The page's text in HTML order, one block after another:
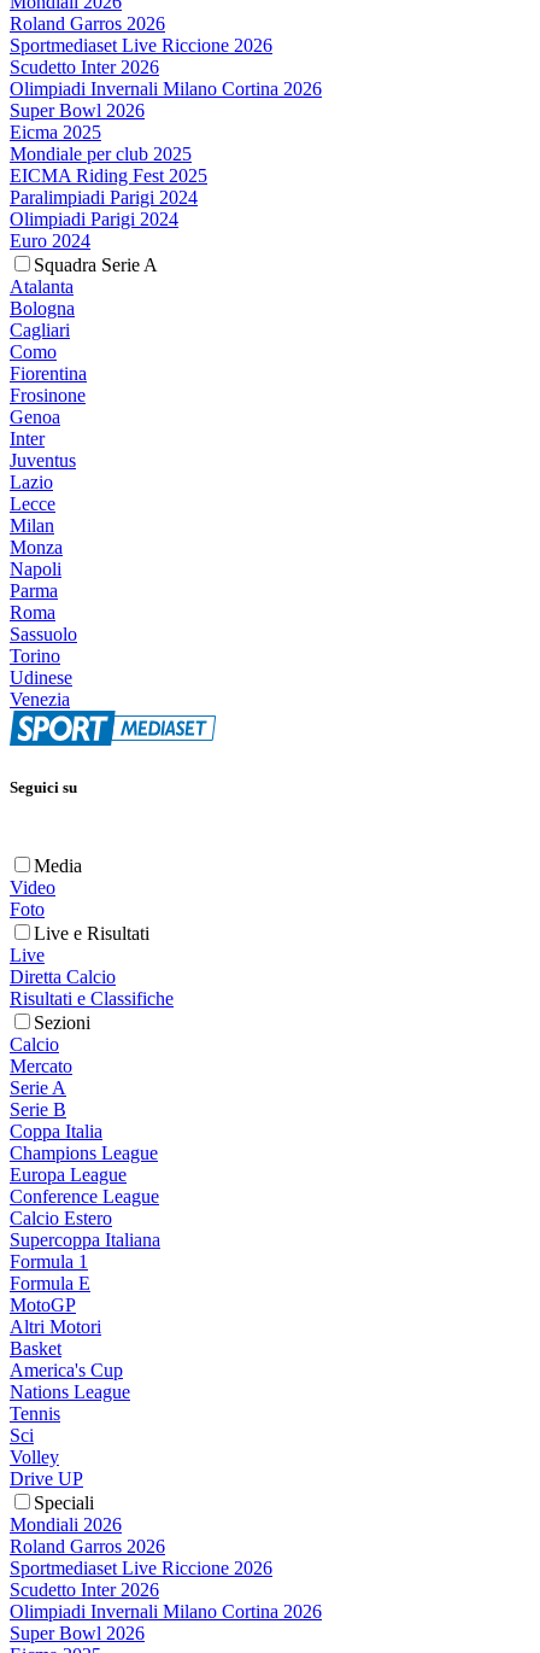
Roland Garros 2026
Sportmediaset Live Riccione 2026
Scudetto Inter 2026
Olimpiadi Invernali Milano Cortina 2026
Super Bowl 2026
Eicma 2025
Mondiale per club 2025
EICMA Riding Fest 2025
Paralimpiadi Parigi 2024
Olimpiadi Parigi 2024
Euro 2024
Squadra Serie A
Atalanta
Bologna
Cagliari
Como
Fiorentina
Frosinone
Genoa
Inter
Juventus
Lazio
Lecce
Milan
Monza
Napoli
Parma
Roma
Sassuolo
Torino
Udinese
Venezia
Seguici su
Media
Video
Foto
Live e Risultati
Live
Diretta Calcio
Risultati e Classifiche
Sezioni
Calcio
Mercato
Serie A
Serie B
Coppa Italia
Champions League
Europa League
Conference League
Calcio Estero
Supercoppa Italiana
Formula 1
Formula E
MotoGP
Altri Motori
Basket
America's Cup
Nations League
Tennis
Sci
Volley
Drive UP
Speciali
Mondiali 2026
Roland Garros 2026
Sportmediaset Live Riccione 2026
Scudetto Inter 2026
Olimpiadi Invernali Milano Cortina 2026
Super Bowl 2026